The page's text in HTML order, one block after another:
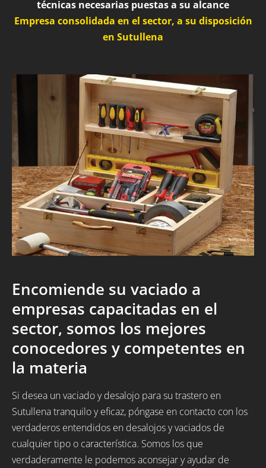
técnicas necesarias puestas a su alcance
Empresa consolidada en el sector, a su disposición
en Sutullena
Encomiende su vaciado a
empresas capacitadas en el
sector, somos los mejores
conocedores y competentes en
la materia
Si desea un vaciado y desalojo para su trastero en
Sutullena tranquilo y eficaz, póngase en contacto con los
verdaderos entendidos en desalojos y vaciados de
cualquier tipo o característica. Somos los que
verdaderamente le podemos aconsejar y ayudar de